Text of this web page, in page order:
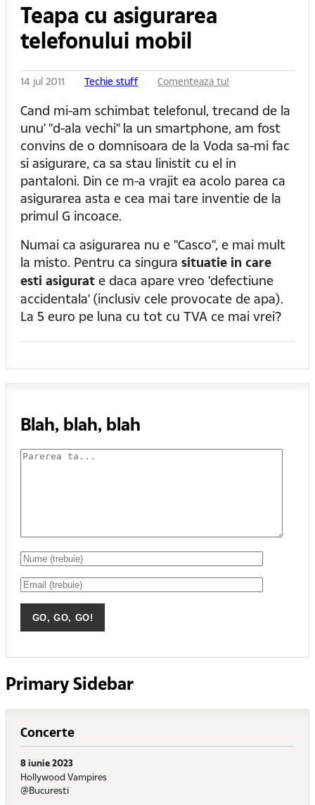
Teapa cu asigurarea
telefonului mobil
14 jul 2011 Techie stuff Comenteaza tu!
Cand mi-am schimbat telefonul, trecand de la
unu' "d-ala vechi" la un smartphone, am fost
convins de o domnisoara de la Voda sa-mi fac
si asigurare, ca sa stau linistit cu el in
pantaloni. Din ce m-a vrajit ea acolo parea ca
asigurarea asta e cea mai tare inventie de la
primul G incoace.
Numai ca asigurarea nu e "Casco", e mai mult
la misto. Pentru ca singura situatie in care
esti asigurat e daca apare vreo 'defectiune
accidentala' (inclusiv cele provocate de apa).
La 5 euro pe luna cu tot cu TVA ce mai vrei?
Blah, blah, blah
Primary Sidebar
Concerte
8 iunie 2023
Hollywood Vampires
@Bucuresti